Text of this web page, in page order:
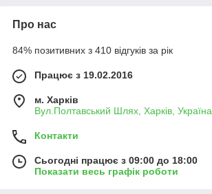
Про нас
84% позитивних з 410 відгуків за рік
Працює з 19.02.2016
м. Харків
Вул.Полтавський Шлях, Харків, Україна
Контакти
Сьогодні працює з 09:00 до 18:00
Показати весь графік роботи